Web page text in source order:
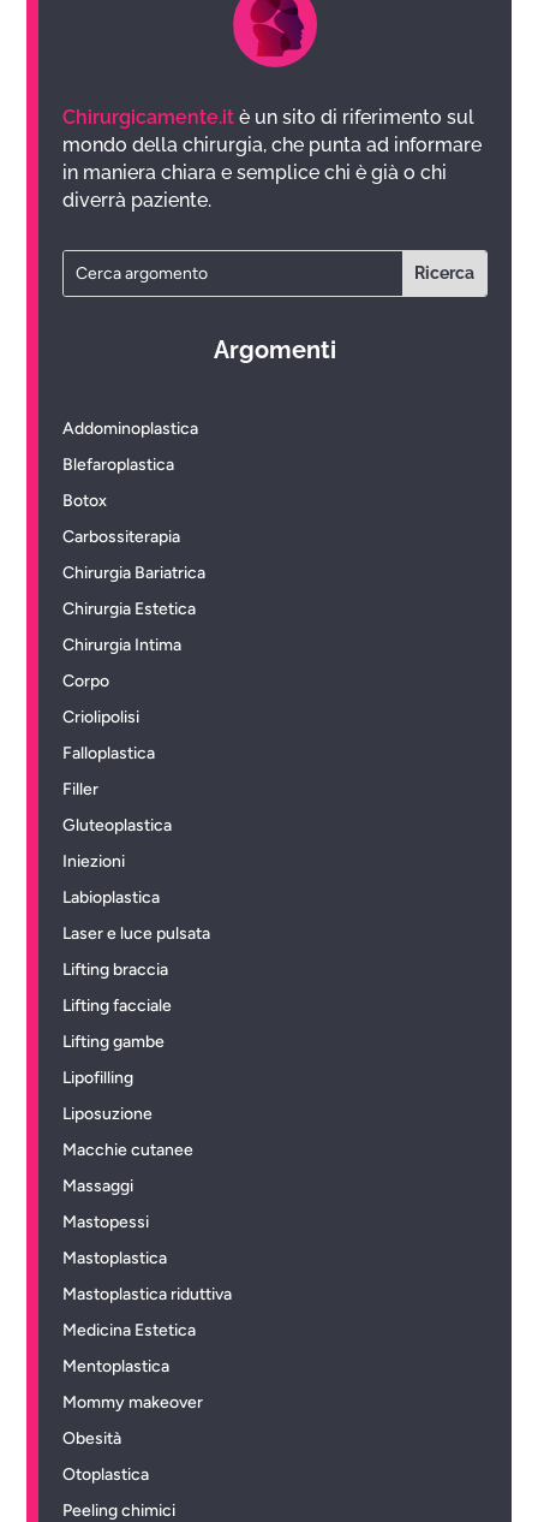
Chirurgicamente.it è un sito di riferimento sul
mondo della chirurgia, che punta ad informare
in maniera chiara e semplice chi è già o chi
diverrà paziente.
Argomenti
Addominoplastica
Blefaroplastica
Botox
Carbossiterapia
Chirurgia Bariatrica
Chirurgia Estetica
Chirurgia Intima
Corpo
Criolipolisi
Falloplastica
Filler
Gluteoplastica
Iniezioni
Labioplastica
Laser e luce pulsata
Lifting braccia
Lifting facciale
Lifting gambe
Lipofilling
Liposuzione
Macchie cutanee
Massaggi
Mastopessi
Mastoplastica
Mastoplastica riduttiva
Medicina Estetica
Mentoplastica
Mommy makeover
Obesità
Otoplastica
Peeling chimici